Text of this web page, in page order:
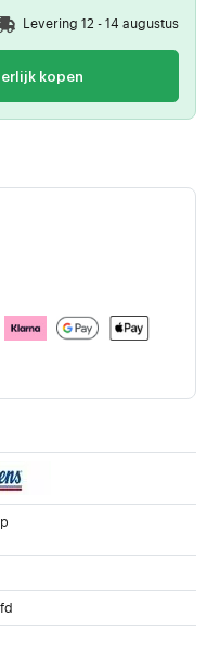
Levering 12 - 14 augustus
kopen